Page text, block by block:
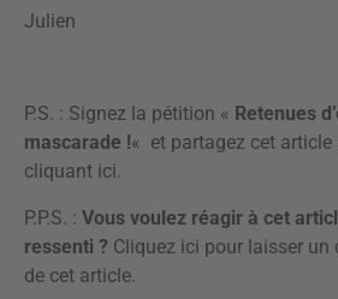
Julien
P.S. : Signez la pétition « Retenues
mascarade !« et partagez cet article
cliquant ici.
P.P.S. : Vous voulez réagir à cet
ressenti ? Cliquez ici pour laisser un
de cet article.